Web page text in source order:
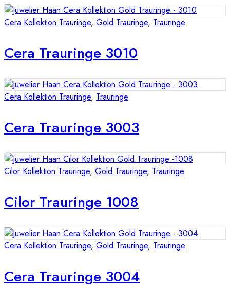
Cera Kollektion Trauringe, Gold Trauringe, Trauringe
Cera Trauringe 3010
Cera Kollektion Trauringe, Trauringe
Cera Trauringe 3003
Cilor Kollektion Trauringe, Gold Trauringe, Trauringe
Cilor Trauringe 1008
Cera Kollektion Trauringe, Gold Trauringe, Trauringe
Cera Trauringe 3004